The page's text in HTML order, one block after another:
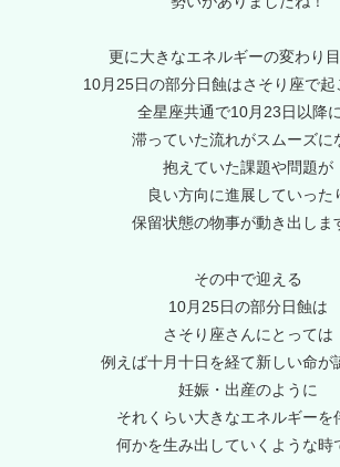
更に大きなエネルギーの変わり
10月25日の部分日蝕はさそり座で起
全星座共通で10月23日以降
滞っていた流れがスムーズに
抱えていた課題や問題が
良い方向に進展していった
保留状態の物事が動き出しま
その中で迎える
10月25日の部分日蝕は
さそり座さんにとっては
例えば十月十日を経て新しい命が
妊娠・出産のように
それくらい大きなエネルギーを
何かを生み出していくような時